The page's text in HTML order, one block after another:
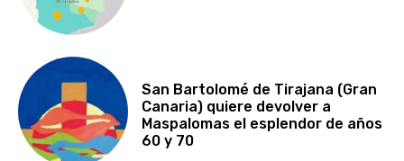
San Bartolomé de Tirajana (Gran
Canaria) quiere devolver a
Maspalomas el esplendor de años
60 y 70